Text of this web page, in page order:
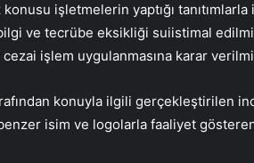
işletmelerin yaptığı
ve tecrübe eksikliği suiistimal
işlem uygulanmasına karar
konuyla ilgili gerçekleştirilen
isim ve logolarla faaliyet